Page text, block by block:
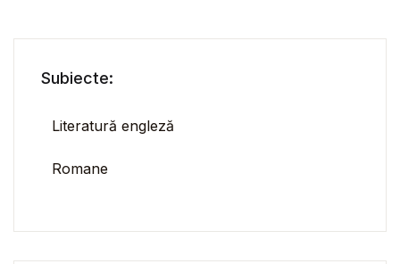
Subiecte:
Literatură engleză
Romane